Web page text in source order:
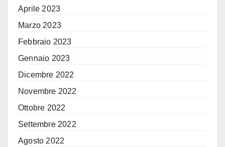
Aprile 2023
Marzo 2023
Febbraio 2023
Gennaio 2023
Dicembre 2022
Novembre 2022
Ottobre 2022
Settembre 2022
Agosto 2022